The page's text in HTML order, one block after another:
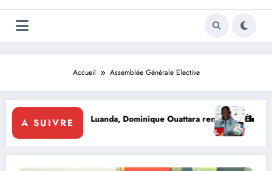
Accueil Assemblée Générale Elective
A SUIVRE
: À Luanda, Dominique Ouattara renforce le leadership
Éléphants : la